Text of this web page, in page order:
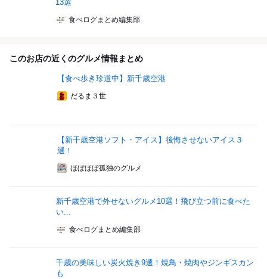
13選
食べログまとめ編集部
このお店の近くのグルメ情報まとめ
【食べ歩き珍道中】新千歳空港
だるま３世
【新千歳空港ソフト・アイス】後悔させないアイス３
選！
ほぼほぼ孤独のグルメ
新千歳空港で外せないグルメ10選！飛び立つ前に食べた
い...
食べログまとめ編集部
千歳の美味しい炭火焼き9選！焼鳥・焼肉やジンギスカン
も